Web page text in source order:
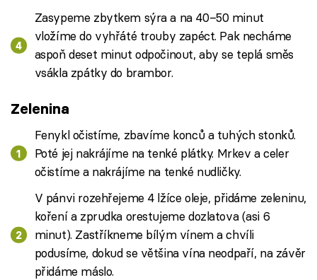
Zasypeme zbytkem sýra a na 40–50 minut
vložíme do vyhřáté trouby zapéct. Pak necháme
aspoň deset minut odpočinout, aby se teplá směs
vsákla zpátky do brambor.
Zelenina
Fenykl očistíme, zbavíme konců a tuhých stonků.
Poté jej nakrájíme na tenké plátky. Mrkev a celer
očistíme a nakrájíme na tenké nudličky.
V pánvi rozehřejeme 4 lžíce oleje, přidáme zeleninu,
koření a zprudka orestujeme dozlatova (asi 6
minut). Zastříkneme bílým vínem a chvíli
podusíme, dokud se většina vína neodpaří, na závěr
přidáme máslo.